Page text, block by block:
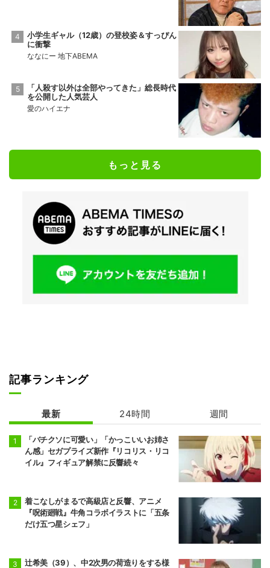
小学生ギャル（12歳）の登校姿＆すっぴん
に衝撃
ななにー 地下ABEMA
「人殺す以外は全部やってきた」総長時代
を公開した人気芸人
愛のハイエナ
もっと見る
記事ランキング
最新 24時間 週間
「バチクソに可愛い」「かっこいいお姉さ
ん感」セガプライズ新作『リコリス・リコ
イル』フィギュア解禁に反響続々
着こなしがまるで高級店と反響、アニメ
『呪術廻戦』牛角コラボイラストに「五条
だけ五つ星シェフ」
辻希美（39）、中2次男の荷造りをする様